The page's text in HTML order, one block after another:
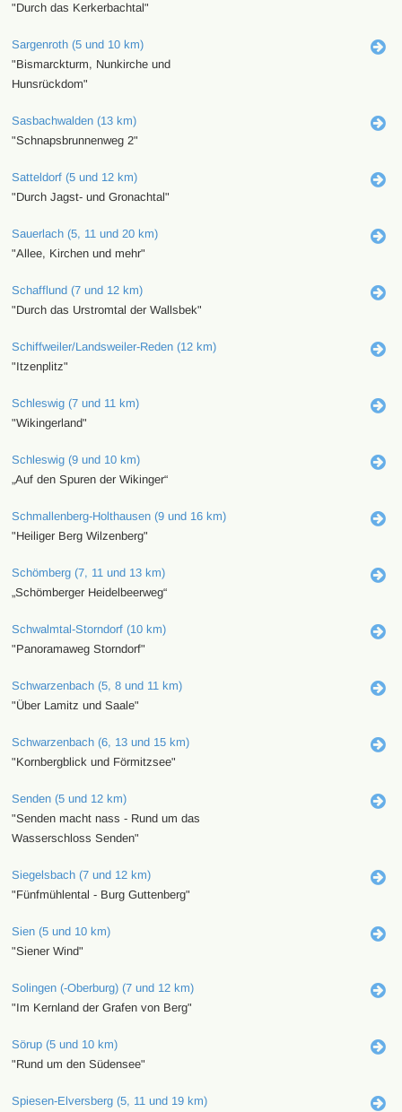
"Durch das Kerkerbachtal"
Sargenroth (5 und 10 km)
"Bismarckturm, Nunkirche und
Hunsrückdom"
Sasbachwalden (13 km)
"Schnapsbrunnenweg 2"
Satteldorf (5 und 12 km)
"Durch Jagst- und Gronachtal"
Sauerlach (5, 11 und 20 km)
"Allee, Kirchen und mehr"
Schafflund (7 und 12 km)
"Durch das Urstromtal der Wallsbek"
Schiffweiler/Landsweiler-Reden (12 km)
"Itzenplitz"
Schleswig (7 und 11 km)
"Wikingerland"
Schleswig (9 und 10 km)
„Auf den Spuren der Wikinger“
Schmallenberg-Holthausen (9 und 16 km)
"Heiliger Berg Wilzenberg"
Schömberg (7, 11 und 13 km)
„Schömberger Heidelbeerweg“
Schwalmtal-Storndorf (10 km)
"Panoramaweg Storndorf"
Schwarzenbach (5, 8 und 11 km)
"Über Lamitz und Saale"
Schwarzenbach (6, 13 und 15 km)
"Kornbergblick und Förmitzsee"
Senden (5 und 12 km)
"Senden macht nass - Rund um das
Wasserschloss Senden"
Siegelsbach (7 und 12 km)
"Fünfmühlental - Burg Guttenberg"
Sien (5 und 10 km)
"Siener Wind"
Solingen (-Oberburg) (7 und 12 km)
"Im Kernland der Grafen von Berg"
Sörup (5 und 10 km)
"Rund um den Südensee"
Spiesen-Elversberg (5, 11 und 19 km)